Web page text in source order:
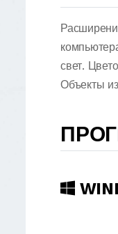
свет.
Объекты